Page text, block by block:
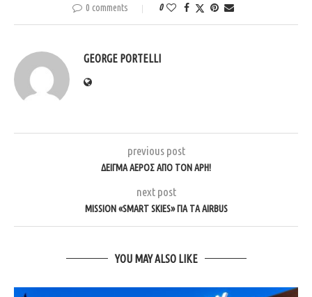
0 comments 0
GEORGE PORTELLI
previous post
ΔΕΊΓΜΑ ΑΈΡΟΣ ΑΠΌ ΤΟΝ ΆΡΗ!
next post
MISSION «SMART SKIES» ΓΙΑ ΤΑ AIRBUS
YOU MAY ALSO LIKE